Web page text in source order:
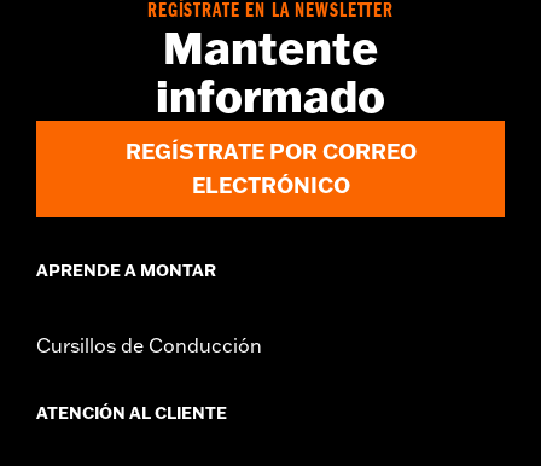
Color de iluminación:Ámbar
Posición en la moto:Trasero
Se vende por unidades:Par
Contenido del embalaje:2 módulos de intermitentes LED
HOMOLOGACIÓN:Acorde con la norma DOT y ECE
REGÍSTRATE EN LA NEWSLETTER
Mantente
informado
REGÍSTRATE POR CORREO
ELECTRÓNICO
APRENDE A MONTAR
Cursillos de Conducción
ATENCIÓN AL CLIENTE